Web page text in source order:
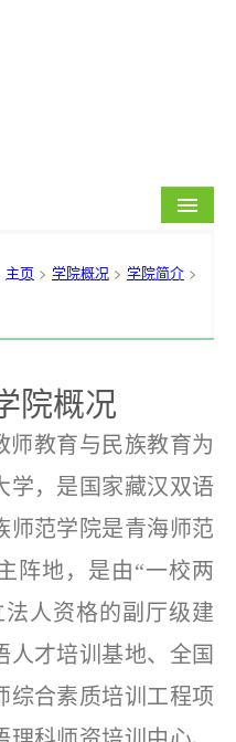
主页 > 学院概况 > 学院简介 >
院概况
师教育与民族教育为
学，是国家藏汉双语
师范学院是青海师范
阵地，是由“一校两
人资格的副厅级建
人才培训基地、全国
综合素质培训工程项